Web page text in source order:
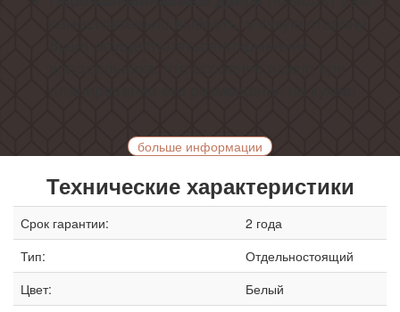
больше информации
Технические характеристики
Срок гарантии:
2 года
Тип:
Отдельностоящий
Цвет:
Белый